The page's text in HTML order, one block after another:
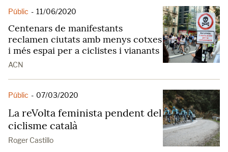
Públic - 11/06/2020
Centenars de manifestants
reclamen ciutats amb menys cotxes
i més espai per a ciclistes i vianants
ACN
Públic - 07/03/2020
La reVolta feminista pendent del
ciclisme català
Roger Castillo